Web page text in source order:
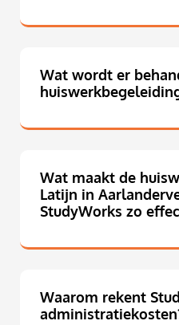
Wat wordt er
Wat maakt de
Latijn in
StudyWorks zo
Waarom rekent